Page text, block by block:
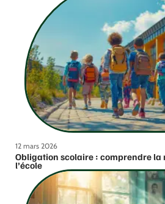
12 mars 2026
Obligation scolaire : comprendre la
l’école